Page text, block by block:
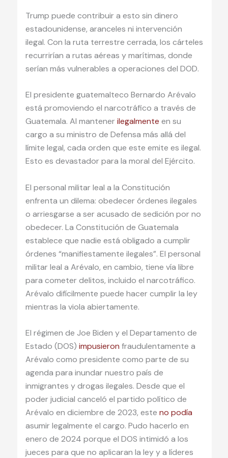
Trump puede contribuir a esto sin dinero
estadounidense, aranceles ni intervención
ilegal. Con la ruta terrestre cerrada, los cárteles
recurrirían a rutas aéreas y marítimas, donde
serían más vulnerables a operaciones del DOD.
El presidente guatemalteco Bernardo Arévalo
está promoviendo el narcotráfico a través de
Guatemala. Al mantenerilegalmente en su
cargo a su ministro de Defensa más allá del
límite legal, cada orden que este emite es ilegal.
Esto es devastador para la moral del Ejército.
El personal militar leal a la Constitución
enfrenta un dilema: obedecer órdenes ilegales
o arriesgarse a ser acusado de sedición por no
obedecer. La Constitución de Guatemala
establece que nadie está obligado a cumplir
órdenes “manifiestamente ilegales”. El personal
militar leal a Arévalo, en cambio, tiene vía libre
para cometer delitos, incluido el narcotráfico.
Arévalo difícilmente puede hacer cumplir la ley
mientras la viola abiertamente.
El régimen de Joe Biden y el Departamento de
Estado (DOS) impusieron fraudulentamente a
Arévalo como presidente como parte de su
agenda para inundar nuestro país de
inmigrantes y drogas ilegales. Desde que el
poder judicial canceló el partido político de
Arévalo en diciembre de 2023, este no podía
asumir legalmente el cargo. Pudo hacerlo en
enero de 2024 porque el DOS intimidó a los
jueces para que no aplicaran la ley y a líderes